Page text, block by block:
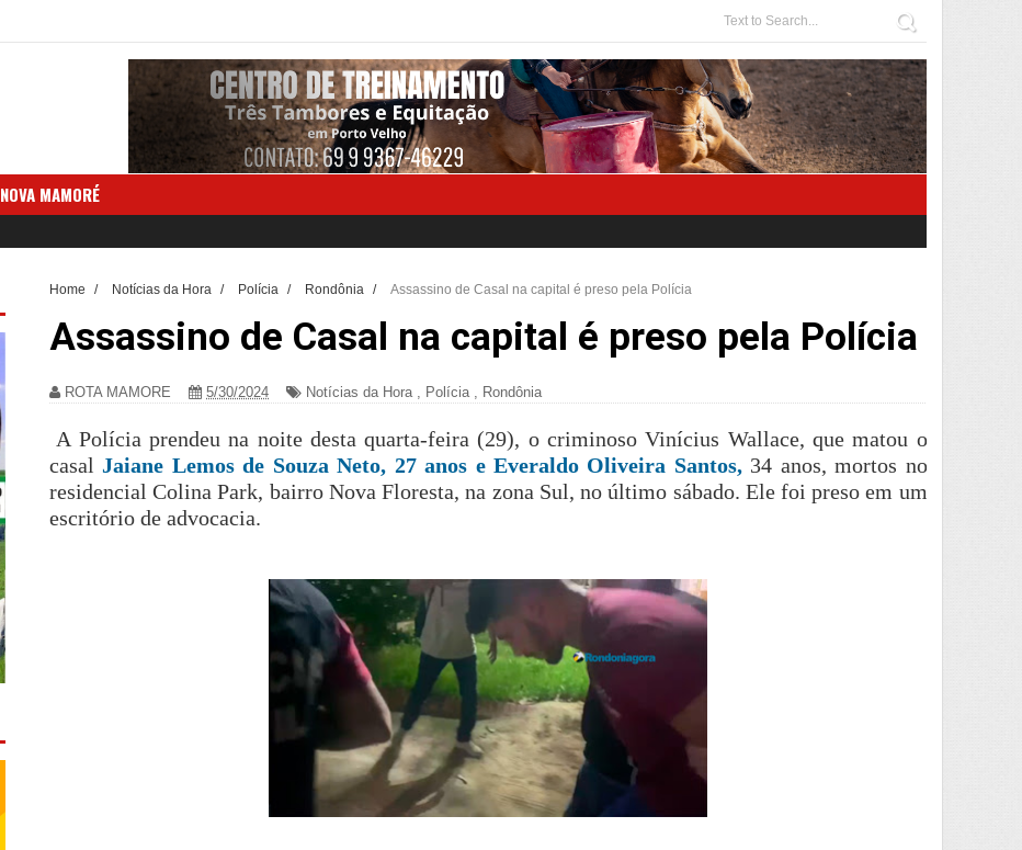
NOVA MAMORÉ
Home / Notícias da Hora / Polícia / Rondônia / Assassino de Casal na capital é preso pela Polícia
Assassino de Casal na capital é preso pela Polícia
ROTA MAMORE 5/30/2024 Notícias da Hora, Polícia, Rondônia
A Polícia prendeu na noite desta quarta-feira (29), o criminoso Vinícius Wallace, que matou o
casal Jaiane Lemos de Souza Neto, 27 anos e Everaldo Oliveira Santos, 34 anos, mortos no
residencial Colina Park, bairro Nova Floresta, na zona Sul, no último sábado. Ele foi preso em um
escritório de advocacia.